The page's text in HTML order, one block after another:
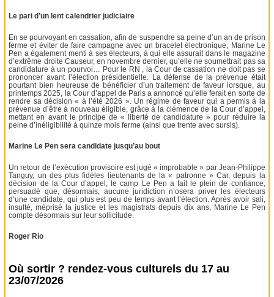
Le pari d’un lent calendrier judiciaire
En se pourvoyant en cassation, afin de suspendre sa peine d’un an de prison
ferme et éviter de faire campagne avec un bracelet électronique, Marine Le
Pen a également menti à ses électeurs, à qui elle assurait dans le magazine
d’extrême droite Causeur, en novembre dernier, qu’elle ne soumettrait pas sa
candidature à un pourvoi… Pour le RN , la Cour de cassation ne doit pas se
prononcer avant l’élection présidentielle. La défense de la prévenue était
pourtant bien heureuse de bénéficier d’un traitement de faveur lorsque, au
printemps 2025, la Cour d’appel de Paris a annoncé qu’elle ferait en sorte de
rendre sa décision « à l’été 2026 ». Un régime de faveur qui a permis à la
prévenue d’être à nouveau éligible, grâce à la clémence de la Cour d’appel,
mettant en avant le principe de « liberté de candidature » pour réduire la
peine d’inéligibilité à quinze mois ferme (ainsi que trente avec sursis).
Marine Le Pen sera candidate jusqu’au bout
Un retour de l’exécution provisoire est jugé « improbable » par Jean-Philippe
Tanguy, un des plus fidèles lieutenants de la « patronne » Car, depuis la
décision de la Cour d’appel, le camp Le Pen a fait le plein de confiance,
persuadé que, désormais, aucune juridiction n’osera priver les électeurs
d’une candidate, qui plus est peu de temps avant l’élection. Après avoir sali,
insulté, méprisé la justice et les magistrats depuis dix ans, Marine Le Pen
compte désormais sur leur sollicitude.
Roger Rio
Où sortir ? rendez-vous culturels du 17 au
23/07/2026